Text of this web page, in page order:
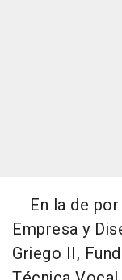
En la de por
Empresa y
Griego II,